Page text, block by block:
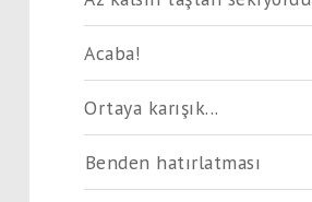
Acaba!
Ortaya karışık...
Benden hatırlatması